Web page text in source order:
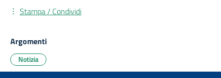
Stampa / Condividi
Argomenti
Notizia